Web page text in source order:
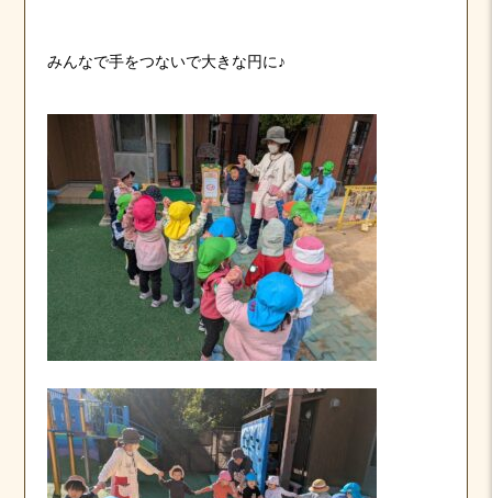
みんなで手をつないで大きな円に♪